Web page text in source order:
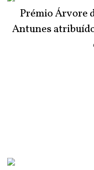
Prémio Árvore
Antunes